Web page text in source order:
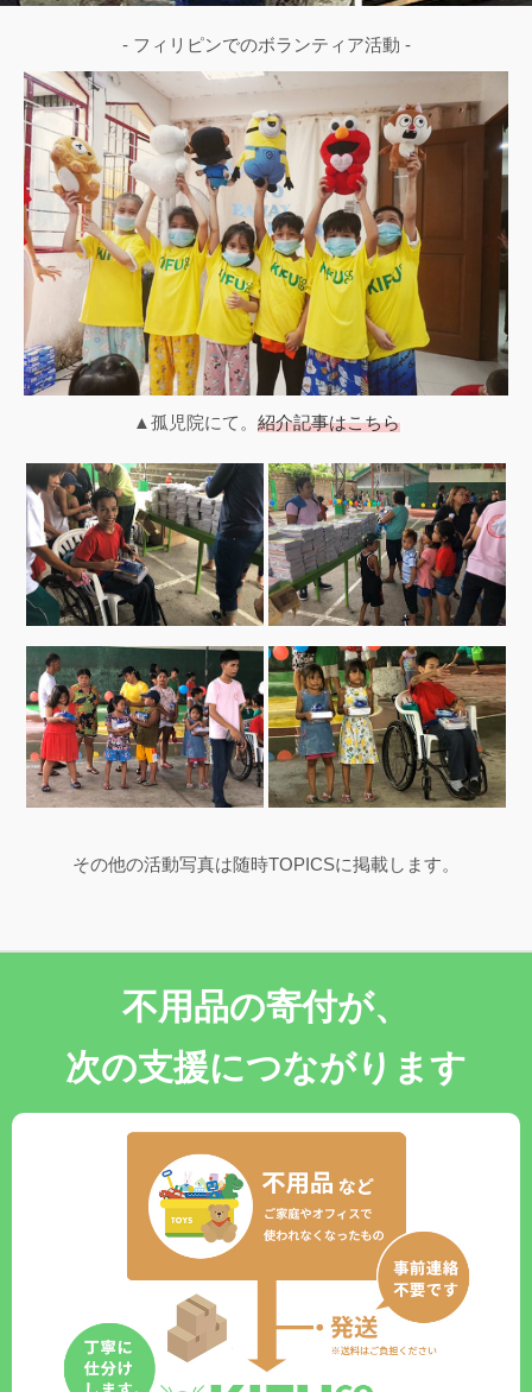
- フィリピンでのボランティア活動 -
▲孤児院にて。 紹介記事はこちら
その他の活動写真は随時TOPICSに掲載します。
不用品の寄付が、
次の支援につながります